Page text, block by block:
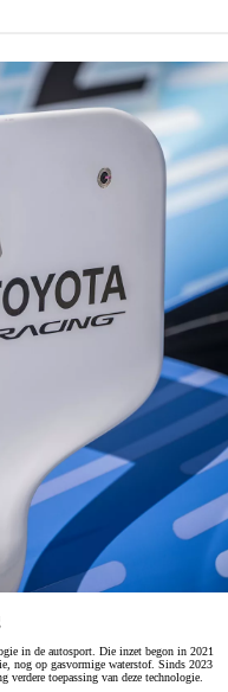
in de autosport. Die inzet begon in 2021
nog op gasvormige waterstof. Sinds 2023
toepassing van deze technologie.